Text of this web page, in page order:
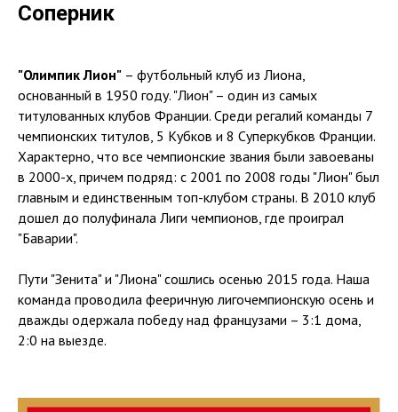
Соперник
"Олимпик Лион" – футбольный клуб из Лиона,
основанный в 1950 году. "Лион" – один из самых
титулованных клубов Франции. Среди регалий команды 7
чемпионских титулов, 5 Кубков и 8 Суперкубков Франции.
Характерно, что все чемпионские звания были завоеваны
в 2000-х, причем подряд: с 2001 по 2008 годы "Лион" был
главным и единственным топ-клубом страны. В 2010 клуб
дошел до полуфинала Лиги чемпионов, где проиграл
"Баварии".
Пути "Зенита" и "Лиона" сошлись осенью 2015 года. Наша
команда проводила фееричную лигочемпионскую осень и
дважды одержала победу над французами – 3:1 дома,
2:0 на выезде.